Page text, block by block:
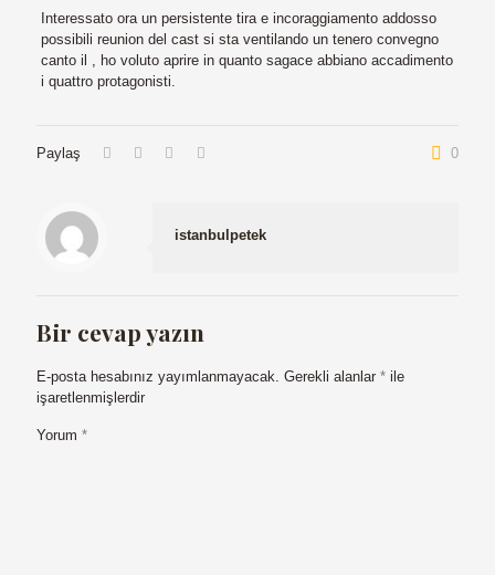
Interessato ora un persistente tira e incoraggiamento addosso
possibili reunion del cast si sta ventilando un tenero convegno
canto il , ho voluto aprire in quanto sagace abbiano accadimento
i quattro protagonisti.
Paylaş 0
istanbulpetek
Bir cevap yazın
E-posta hesabınız yayımlanmayacak. Gerekli alanlar * ile
işaretlenmişlerdir
Yorum *